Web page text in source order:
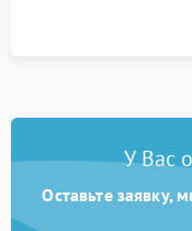
У Вас
Оставьте заявку,